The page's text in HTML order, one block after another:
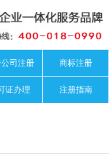
司注册 商标注册
证办理 注册指南